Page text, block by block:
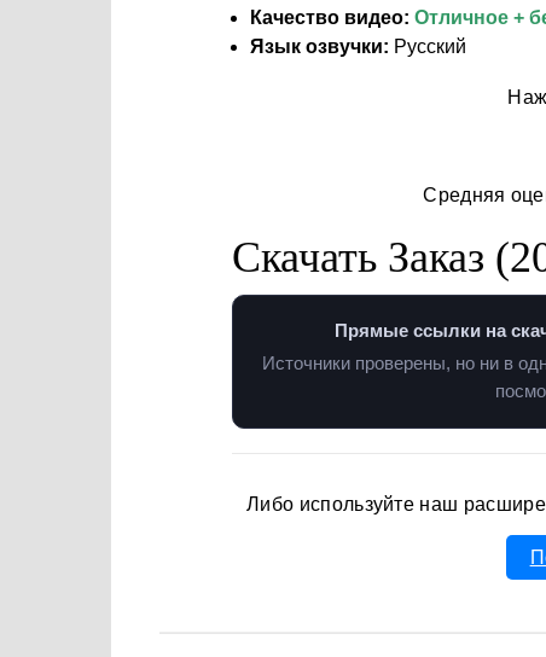
Качество видео: Отличное +
Язык озвучки: Русский
Средняя
Скачать Заказ
Прямые ссылки на
Источники проверены, но ни в
Либо используйте наш